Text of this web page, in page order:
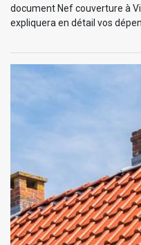
document Nef couverture à
expliquera en détail vos